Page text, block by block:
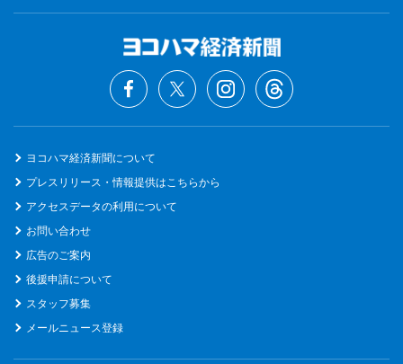
ヨコハマ経済新聞について
プレスリリース・情報提供はこちらから
アクセスデータの利用について
お問い合わせ
広告のご案内
後援申請について
スタッフ募集
メールニュース登録